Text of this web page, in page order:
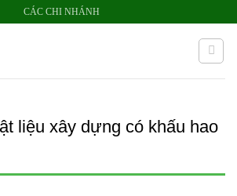
CÁC CHI NHÁNH
liệu xây dựng có khấu hao